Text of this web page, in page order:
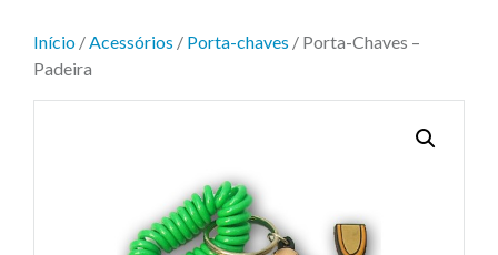
Início /Acessórios / Porta-chaves / Porta-Chaves –
Padeira